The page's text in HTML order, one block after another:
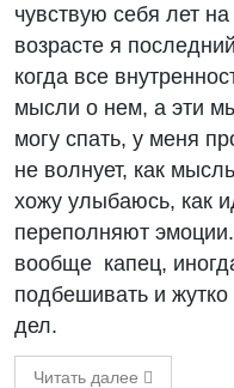
чувствую себя лет
возрасте я
когда все
мысли о нем, а эти
могу спать, у меня
не волнует, как
хожу улыбаюсь, как
переполняют
вообще капец,
подбешивать и жутко
дел.
Читать далее